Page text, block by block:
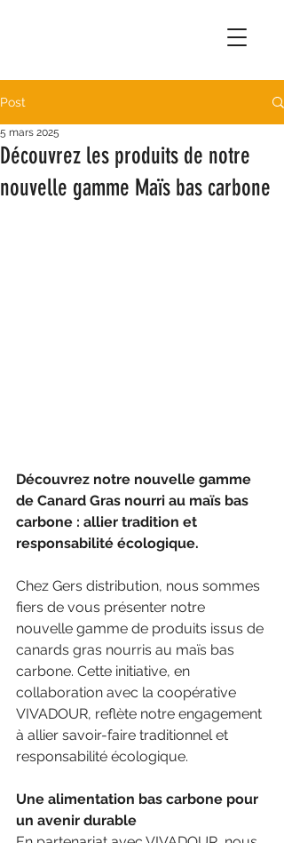
Post
Découvrez les produits de notre
nouvelle gamme Maïs bas carbone
5 mars 2025
Découvrez notre nouvelle gamme
de Canard Gras nourri au maïs bas
carbone : allier tradition et
responsabilité écologique.
Chez Gers distribution, nous sommes
fiers de vous présenter notre
nouvelle gamme de produits issus de
canards gras nourris au maïs bas
carbone. Cette initiative, en
collaboration avec la coopérative
VIVADOUR, reflète notre engagement
à allier savoir-faire traditionnel et
responsabilité écologique.
Une alimentation bas carbone pour
un avenir durable